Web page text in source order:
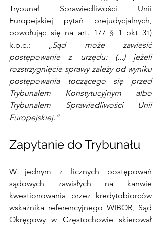
Trybunał Sprawiedliwości Unii
Europejskiej pytań prejudycjalnych,
powołując się na art. 177 § 1 pkt 31)
k.p.c.: „Sąd może zawiesić
postępowanie z urzędu: (...) jeżeli
rozstrzygnięcie sprawy zależy od wyniku
postępowania toczącego się przed
Trybunałem Konstytucyjnym albo
Trybunałem Sprawiedliwości Unii
Europejskiej.”
Zapytanie do Trybunału
W jednym z licznych postępowań
sądowych zawisłych na kanwie
kwestionowania przez kredytobiorców
wskaźnika referencyjnego WIBOR, Sąd
Okręgowy w Częstochowie skierował